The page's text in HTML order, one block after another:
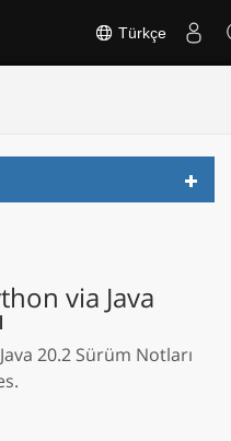
Türkçe
via Java
20.2 Sürüm Notları